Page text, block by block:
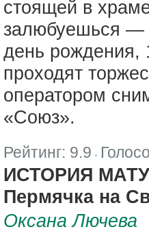
стоящей в
залюбуешься —
день рождения,
проходят
оператором
«Союз».
Рейтинг: 9.9
ИСТОРИЯ
Пермячка на
Оксана Лючева